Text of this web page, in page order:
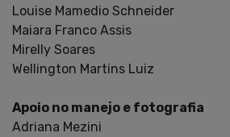
Louise Mamedio Schneider
Maiara Franco Assis
Mirelly Soares
Wellington Martins Luiz
Apoio no manejo e fotografia
Adriana Mezini